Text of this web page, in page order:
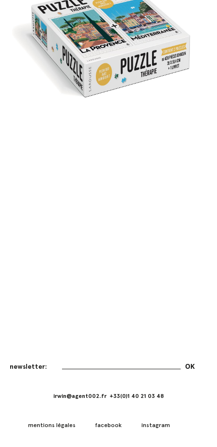
irwin@agent002.fr +33(0)1 40 21 03 48
mentions légales facebook instagram